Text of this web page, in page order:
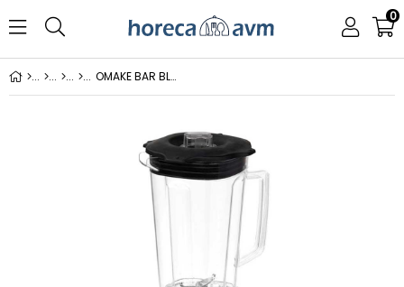
0
OMAKE BAR BLENDER 3 LT DİJİTAL SİYAH RENK